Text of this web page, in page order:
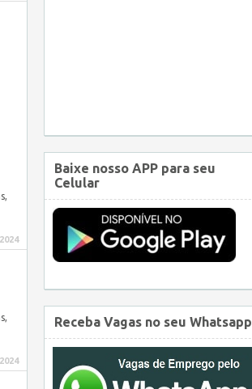
Baixe nosso APP para seu
Celular
Receba Vagas no seu Whatsapp